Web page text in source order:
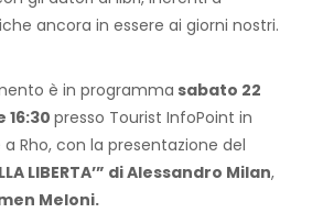
ancora in essere ai giorni nostri.
è in programma sabato 22
16:30presso Tourist InfoPoint in
a Rho, con la presentazione del
LIBERTA’” di Alessandro Milan,
Meloni.